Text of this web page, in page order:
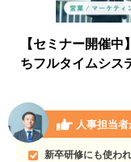
【セミナー開催
ちフルタイムシス
人事担当者
新卒研修にも使わ